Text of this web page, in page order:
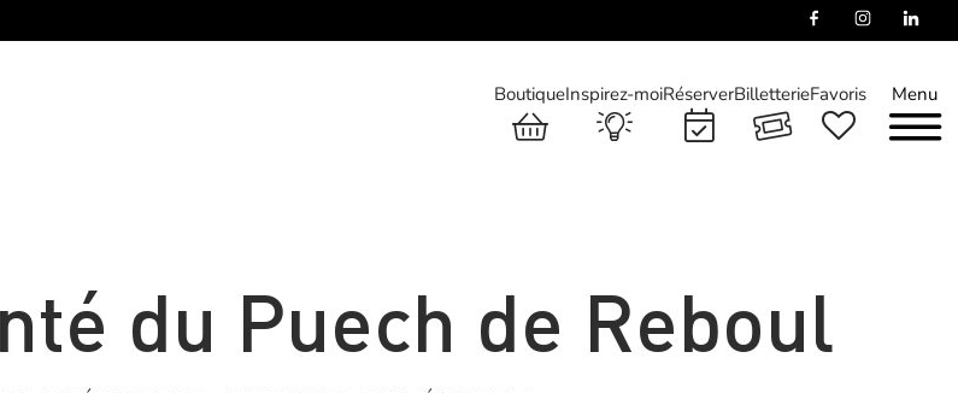
Menu
BoutiqueInspirez-moiRéserverBilletterieFavoris
du Puech de Reboul